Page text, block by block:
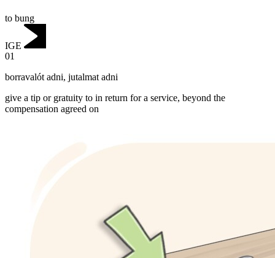
to bung
IGE
01
borravalót adni, jutalmat adni
give a tip or gratuity to in return for a service, beyond the
compensation agreed on